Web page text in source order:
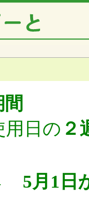
用日の ２
月1日か